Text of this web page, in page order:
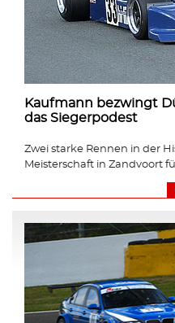
Kaufmann bezwingt
das Siegerpodest
Zwei starke Rennen in der
Meisterschaft in Zandvoort